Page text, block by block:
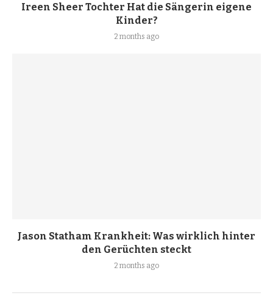
Ireen Sheer Tochter Hat die Sängerin eigene
Kinder?
2 months ago
Jason Statham Krankheit: Was wirklich hinter
den Gerüchten steckt
2 months ago